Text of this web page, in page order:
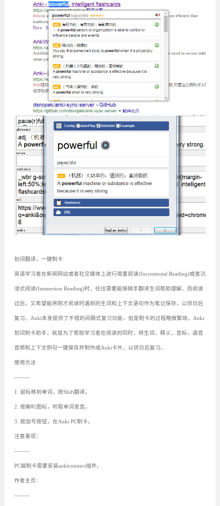
划词翻译，一键制卡
英语学习者在新闻网站或者社交媒体上进行增量阅读(Incremental Reading)或者沉
浸式阅读(Immersion Reading)时，往往需要能够随手翻译生词帮助理解，而阅读
过后，又希望能将刚才阅读时遇到的生词和上下文语句作为笔记保存，以供日后
复习。Anki本身提供了不错的间隔式复习功能，但是制卡的过程略微繁琐。Anki
划词制卡助手，就是为了帮助学习者在阅读的同时，将生词，释义，音标，语音
音频和上下文例句一键保存并制作成Anki卡片，以供日后复习。
使用方法
--------
1. 鼠标移到单词，按Shift翻译。
2. 按喇叭图标，听取单词发音。
3. 按加号按钮，在Anki PC制卡。
注意事项：
--------
PC端制卡需要安装ankiconnect插件。
作者主页：
--------